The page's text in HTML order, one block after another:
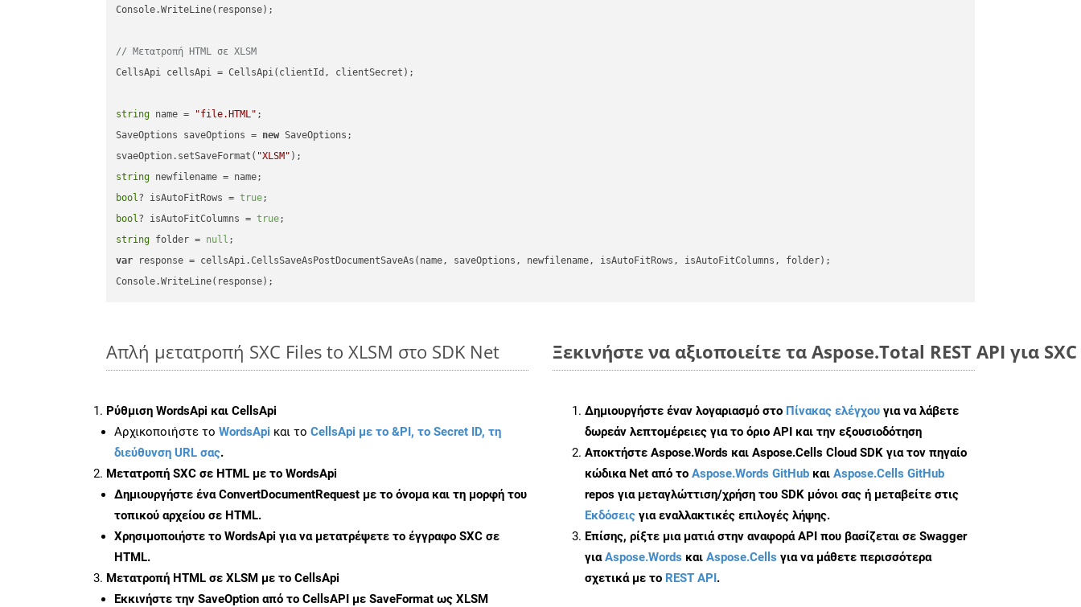
Console.WriteLine(response);
// Μετατροπή HTML σε XLSM
CellsApi cellsApi = CellsApi(clientId, clientSecret);
string name = "file.HTML" ;
SaveOptions saveOptions = new SaveOptions;
svaeOption.setSaveFormat( "XLSM"
string
bool? isAutoFitRows = true
bool? isAutoFitColumns = true
string folder = null
var response = cellsApi.CellsSaveAsPostDocumentSaveAs(name, saveOptions, newfilename, isAutoFitRows, isAutoFitColumns, folder);
Απλή μετατροπή SXC Files to XLSM στο SDK Net
Ρύθμιση WordsApi και CellsApi
Αρχικοποιήστε το WordsApi και το CellsApi με το &PI, το Secret ID, τη
διεύθυνση URL σας.
Μετατροπή SXC σε HTML με το WordsApi
Δημιουργήστε έναConvertDocumentRequest με το όνομα και τη μορφή του
τοπικού αρχείου σε HTML.
Χρησιμοποιήστε το WordsApi για να μετατρέψετε το έγγραφο SXC σε
HTML.
Μετατροπή HTML σε XLSM με το CellsApi
Εκκινήστε την SaveOption από το CellsAPI με SaveFormat ως XLSM
Ξεκινήστε να αξιοποιείτε τα Aspose.Total REST API για
Δημιουργήστε έναν λογαριασμό στο Πίνακας ελέγχου για να λάβετε
δωρεάν λεπτομέρειες για το όριο API και την εξουσιοδότηση
Αποκτήστε Aspose.Words και Aspose.Cells Cloud SDK για τον πηγαίο
κώδικα Net από το Aspose.Words GitHub και Aspose.Cells GitHub
repos για μεταγλώττιση/χρήση του SDK μόνοι σας ή μεταβείτε στις
Εκδόσεις για εναλλακτικές επιλογές λήψης.
Επίσης, ρίξτε μια ματιά στην αναφορά API που βασίζεται σε Swagger
γιαAspose.Words και Aspose.Cells για να μάθετε περισσότερα
σχετικά με το REST API.